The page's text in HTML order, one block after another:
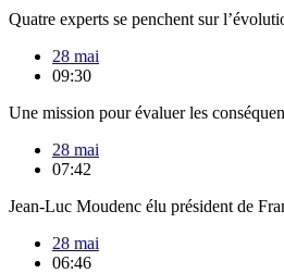
Quatre experts se penchent sur
28 mai
09:30
Une mission pour évaluer les
28 mai
07:42
Jean-Luc Moudenc élu président de
28 mai
06:46